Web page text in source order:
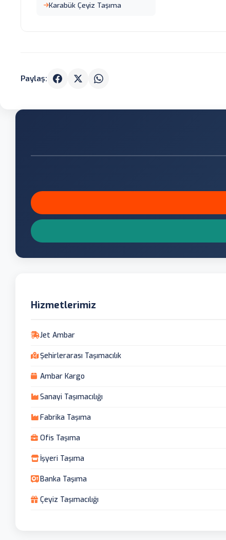
Karabük Çeyiz Taşıma
Paylaş:
Hizmetlerimiz
Jet Ambar
Şehirlerarası Taşımacılık
Ambar Kargo
Sanayi Taşımacılığı
Fabrika Taşıma
Ofis Taşıma
İşyeri Taşıma
Banka Taşıma
Çeyiz Taşımacılığı